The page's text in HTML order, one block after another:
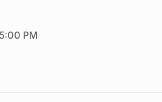
PM